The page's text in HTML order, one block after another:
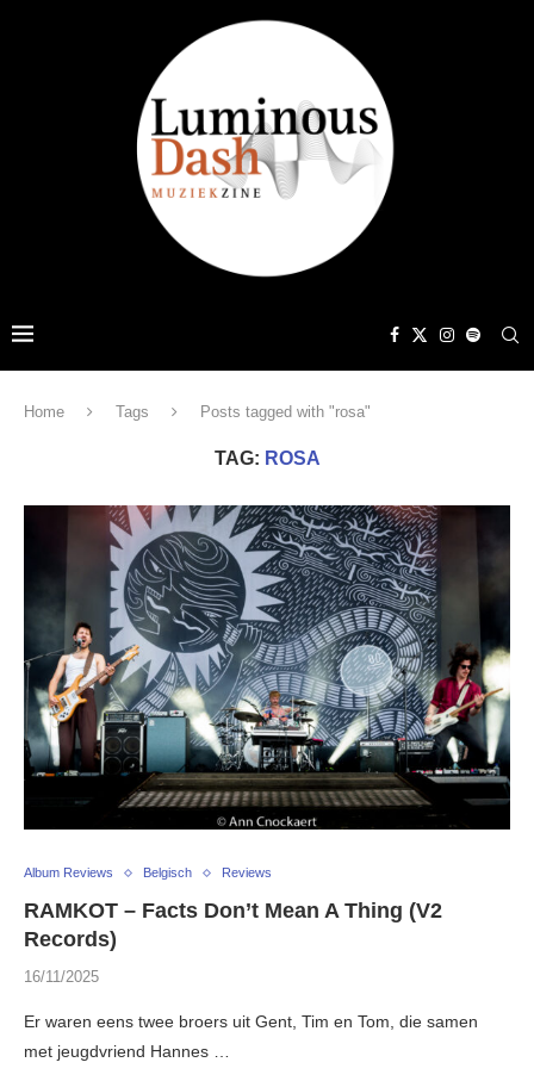
Home Tags Posts tagged with "rosa"
TAG: ROSA
Album Reviews Belgisch Reviews
RAMKOT – Facts Don’t Mean A Thing (V2
Records)
16/11/2025
Er waren eens twee broers uit Gent, Tim en Tom, die samen
met jeugdvriend Hannes …